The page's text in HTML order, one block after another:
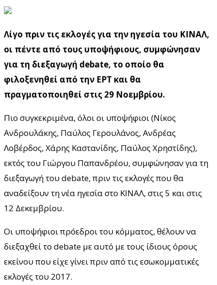
Λίγο πριν τις εκλογές για την ηγεσία του ΚΙΝΑΛ,
οι πέντε από τους υποψήφιους, συμφώνησαν
για τη διεξαγωγή debate, το οποίο θα
φιλοξενηθεί από την ΕΡΤ και θα
πραγματοποιηθεί στις 29 Νοεμβρίου.
Πιο συγκεκριμένα, όλοι οι υποψήφιοι (Νίκος
Ανδρουλάκης, Παύλος Γερουλάνος, Ανδρέας
Λοβέρδος, Χάρης Καστανίδης, Παύλος Χρηστίδης),
εκτός του Γιώργου Παπανδρέου, συμφώνησαν για τη
διεξαγωγή του debate, πριν τις εκλογές που θα
αναδείξουν τη νέα ηγεσία στο ΚΙΝΑΛ, στις 5 και στις
12 Δεκεμβρίου.
Οι υποψήφιοι πρόεδροι του κόμματος, θέλουν να
διεξαχθεί το debate με αυτό με τους ίδιους όρους
εκείνου που είχε γίνει πριν από τις εσωκομματικές
εκλογές του 2017.